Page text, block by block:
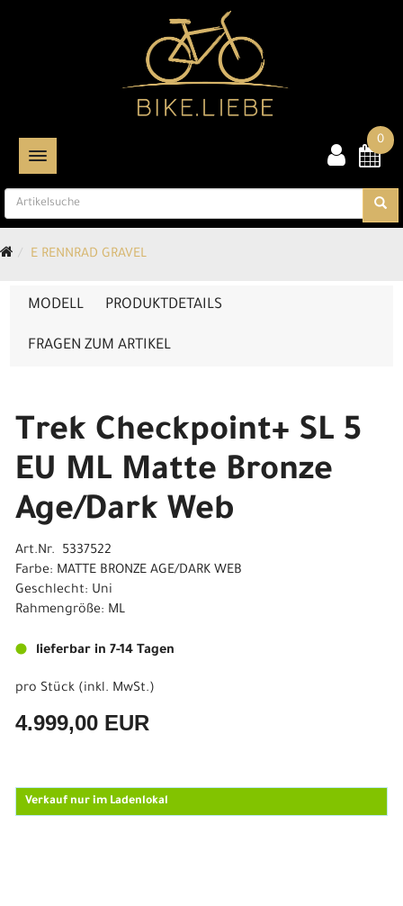
TOGGLE NAVIGATION
0
E RENNRAD GRAVEL
MODELL PRODUKTDETAILS
FRAGEN ZUM ARTIKEL
Trek Checkpoint+ SL 5
EU ML Matte Bronze
Age/Dark Web
Art.Nr. 5337522
Farbe: MATTE BRONZE AGE/DARK WEB
Geschlecht: Uni
Rahmengröße: ML
lieferbar in 7-14 Tagen
pro Stück (inkl. MwSt.)
4.999,00 EUR
Verkauf nur im Ladenlokal